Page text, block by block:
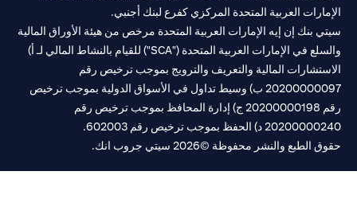
العربية المتحدة المركزي كفرع لبنك أجنبي.
بنك إن إيه الإمارات العربية المتحدة مرخص من هيئة الأوراق المالية
والسلع في الإمارات العربية المتحدة ("SCA") للقيام بالنشاط المالي لـ أ)
المالية والتعريف والترويج بموجب ترخيص رقم
20200000097 ب) وسيط تداول في الأسواق الدولية بموجب ترخيص
رقم 20200000198 ج) إدارة المحافظ بموجب ترخيص رقم
د) الحفظ بموجب ترخيص رقم 602003.
الطبع والنشر محفوظة ©2026 سيتي جروب انك.